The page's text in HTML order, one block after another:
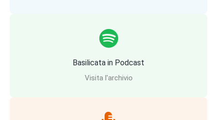
Basilicata in Podcast
Visita l'archivio